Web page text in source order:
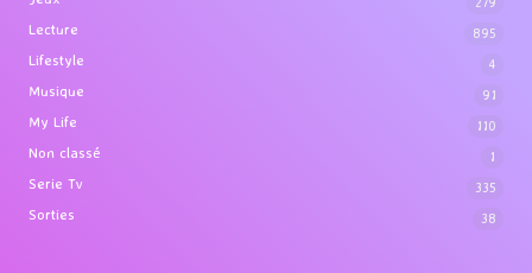
Lecture 895
Lifestyle 4
Musique 91
My Life 110
Non classé 1
Serie Tv 335
Sorties 38